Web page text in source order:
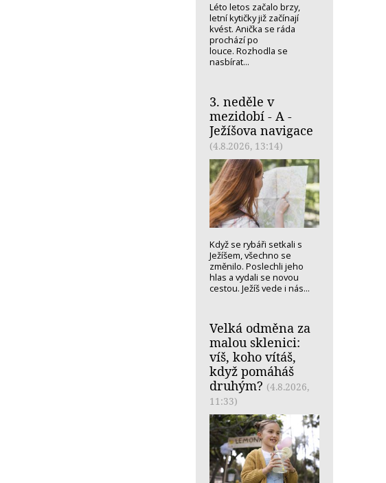
Léto letos začalo brzy,
letní kytičky již začínají
kvést. Anička se ráda
prochází po
louce. Rozhodla se
nasbírat...
3. neděle v
mezidobí - A -
Ježíšova navigace
(4.8.2026, 13:14)
Když se rybáři setkali s
Ježíšem, všechno se
změnilo. Poslechli jeho
hlas a vydali se novou
cestou. Ježíš vede i nás...
Velká odměna za
malou sklenici:
víš, koho vítáš,
když pomáháš
druhým? (4.8.2026,
11:33)